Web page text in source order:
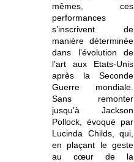
mêmes, ces
performances
s’inscrivent de
manière déterminée
dans l’évolution de
l’art aux Etats-Unis
après la Seconde
Guerre mondiale.
Sans remonter
jusqu’à Jackson
Pollock, évoqué par
Lucinda Childs, qui,
en plaçant le geste
au cœur de la